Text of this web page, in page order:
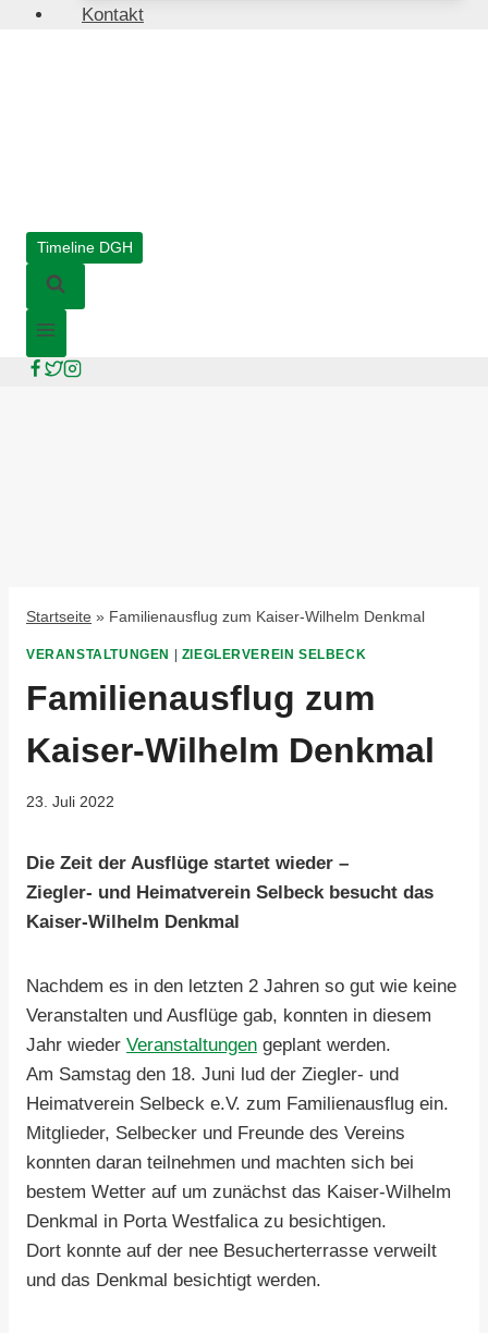
Kontakt
Timeline DGH
Startseite » Familienausflug zum Kaiser-Wilhelm Denkmal
VERANSTALTUNGEN ZIEGLERVEREIN SELBECK
Familienausflug zum
Kaiser-Wilhelm Denkmal
23. Juli 2022
Die Zeit der Ausflüge startet wieder –
Ziegler- und Heimatverein Selbeck besucht das
Kaiser-Wilhelm Denkmal
Nachdem es in den letzten 2 Jahren so gut wie keine
Veranstalten und Ausflüge gab, konnten in diesem
Jahr wieder Veranstaltungen geplant werden.
Am Samstag den 18. Juni lud der Ziegler- und
Heimatverein Selbeck e.V. zum Familienausflug ein.
Mitglieder, Selbecker und Freunde des Vereins
konnten daran teilnehmen und machten sich bei
bestem Wetter auf um zunächst das Kaiser-Wilhelm
Denkmal in Porta Westfalica zu besichtigen.
Dort konnte auf der nee Besucherterrasse verweilt
und das Denkmal besichtigt werden.